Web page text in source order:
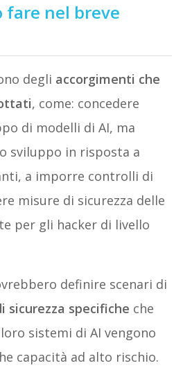
fare nel breve
degli accorgimenti che
, come: concedere
di modelli di AI, ma
sviluppo in risposta a
a imporre controlli di
misure di sicurezza delle
per gli hacker di livello
definire scenari di
sicurezza specifiche che
sistemi di AI vengono
capacità ad alto rischio.